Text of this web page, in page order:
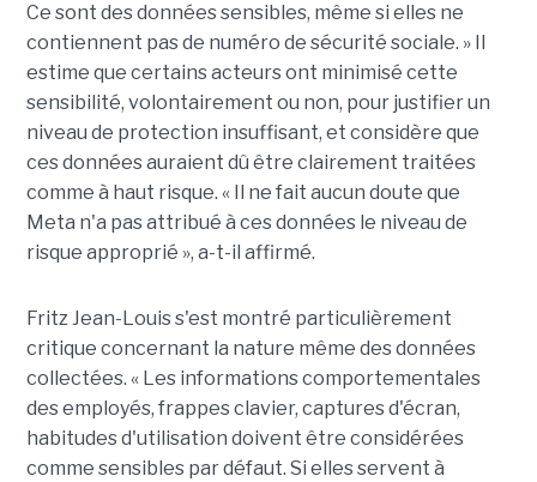
Ce sont des données sensibles, même si elles ne
contiennent pas de numéro de sécurité sociale. » Il
estime que certains acteurs ont minimisé cette
sensibilité, volontairement ou non, pour justifier un
niveau de protection insuffisant, et considère que
ces données auraient dû être clairement traitées
comme à haut risque. « Il ne fait aucun doute que
Meta n'a pas attribué à ces données le niveau de
risque approprié », a-t-il affirmé.
Fritz Jean-Louis s'est montré particulièrement
critique concernant la nature même des données
collectées. « Les informations comportementales
des employés, frappes clavier, captures d'écran,
habitudes d'utilisation doivent être considérées
comme sensibles par défaut. Si elles servent à